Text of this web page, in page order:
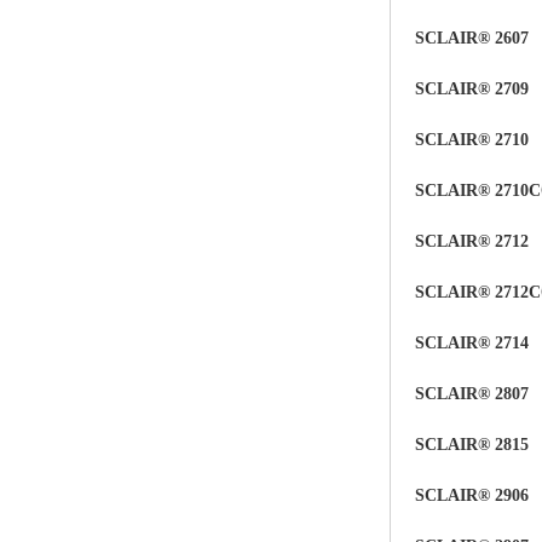
SCLAIR® 2607
SCLAIR® 2709
SCLAIR® 2710
SCLAIR®
SCLAIR® 2712
SCLAIR®
SCLAIR® 2714
SCLAIR® 2807
SCLAIR® 2815
SCLAIR® 2906